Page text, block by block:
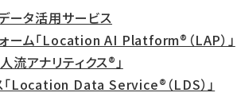
タ活用サービス
ーム「Location AI Platform®（LAP）」
流アナリティクス®」
Location Data Service®（LDS）」